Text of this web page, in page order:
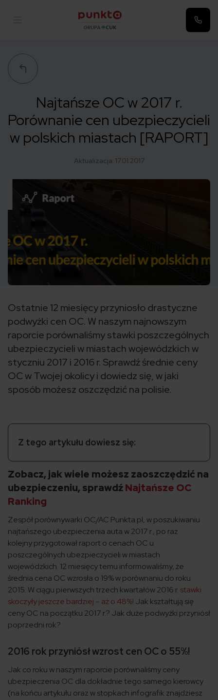
Najtańsze OC w 2017 r.
Porównanie cen ubezpieczycieli
w polskich miastach [RAPORT]
Aktualizacja: 17.01.2017
Ostatnie 12 miesięcy przyniosło drastyczne
podwyżki cen OC. W naszym najnowszym
raporcie porównaliśmy stawki poszczególnych
ubezpieczycieli w miastach wojewódzkich w
styczniu 2017 i 2016 r. Sprawdź średnie ceny
OC w Twojej okolicy i dowiedz się, w jaki
sposób możesz oszczędzić na polisie.
Z tego artykułu dowiesz się:
Zobacz, jak wiele możesz zaoszczędzić na
ubezpieczeniu, sprawdźNajtańsze OC
Ranking
Zespół porównywarki OC/AC Punkta.pl, w poszukiwaniu
najtańszego ubezpieczenia auta w 2017 r., po raz
kolejny przygotował raport o cenach OC u
poszczególnych ubezpieczycieli w miastach
wojewódzkich. 12 miesięcy temu informowaliśmy, że
średnia cena OC wzrosła o 19% w porównaniu do roku
2015. W ciągu pierwszych trzech kwartałów 2016 r. stawki
skoczyły jeszcze bardziej – aż o 48%! Jak kształtują się
ceny OC na początku 2017 r.? Jak duże podwyżki przyniósł
poprzedni rok?
2016 rok przyniósł wzrost cen OC o 55%!
Jak co roku w naszym raporcie porównaliśmy ceny
ubezpieczenia OC dla dokładnie tego samego kierowcy
(na końcu artykułu oraz w stopkach infografik znajdziesz